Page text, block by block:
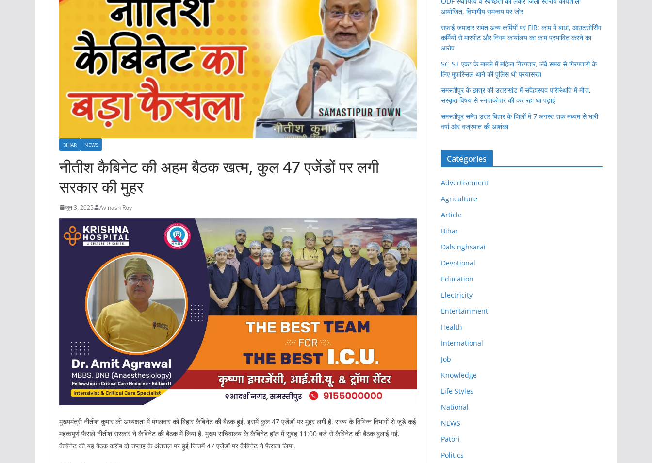
BIHAR NEWS
नीतीश कैबिनेट की अहम बैठक खत्म, कुल 47 एजेंडों पर लगी
सरकार की मुहर
जून 3, 2025 Avinash Roy
मुख्यमंत्री नीतीश कुमार की अध्यक्षता में मंगलवार को बिहार कैबिनेट की बैठक हुई. इसमें कुल 47 एजेंडों पर मुहर लगी है. राज्य के विभिन्न विभागों से जुड़े कई
महत्वपूर्ण फैसले नीतीश सरकार ने कैबिनेट की बैठक में लिया है. मुख्य सचिवालय के कैबिनेट हॉल में सुबह 11:00 बजे से कैबिनेट की बैठक बुलाई गई.
कैबिनेट की यह बैठक करीब दो सप्ताह के अंतराल पर हुई जिसमें 47 एजेंडों पर कैबिनेट ने फैसला लिया.
आयोजित, विभागीय समन्वय पर जोर
सफाई जमादार समेत अन्य कर्मियों पर FIR; काम में बाधा, आउटसोर्सिंग
कर्मियों से मारपीट और निगम कार्यालय का काम प्रभावित करने का
आरोप
SC-ST एक्ट के मामले में महिला गिरफ्तार, लंबे समय से गिरफ्तारी के
लिए मुफस्सिल थाने की पुलिस थी प्रयासरत
समस्तीपुर के छात्र की उत्तराखंड में संदेहास्पद परिस्थिति में मौ’त,
संस्कृत विषय से स्नातकोत्तर की कर रहा था पढ़ाई
समस्तीपुर समेत उत्तर बिहार के जिलों में 7 अगस्त तक मध्यम से भारी
वर्षा और वज्रपात की आशंका
Categories
Advertisement
Agriculture
Article
Bihar
Dalsinghsarai
Devotional
Education
Electricity
Entertainment
Health
International
Job
Knowledge
Life Styles
National
NEWS
Patori
Politics